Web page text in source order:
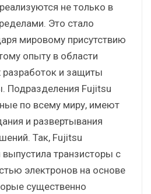
не только в
Это стало
мировому присутствию
опыту в области
разработок и защиты
Подразделения Fujitsu
по всему миру, имеют
и развертывания
Так, Fujitsu
транзисторы с
электронов на основе
существенно